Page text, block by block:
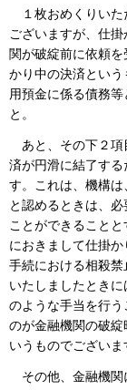
１枚おめくりい
ございますが、仕
関が破綻前に依頼
かり中の決済とい
用預金に係る債務
と。
あと、その下２
済が円滑に結了す
す。これは、機構
と認めるときは、
ことができること
におきまして仕掛
手続における相殺
いたしましたとき
のような手当を行
のが金融機関の破
いうものでございま
その他、金融機